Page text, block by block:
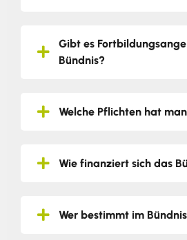
Gibt es
Bündnis?
Welche Pflichten hat
Wie finanziert sich das
Wer bestimmt im